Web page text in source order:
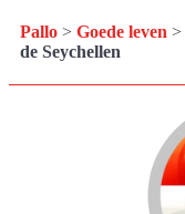
Pallo > Goede leven >
de Seychellen